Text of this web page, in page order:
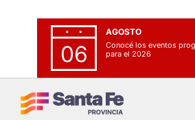
06
AGOSTO
Conocé los eventos
para el 2026